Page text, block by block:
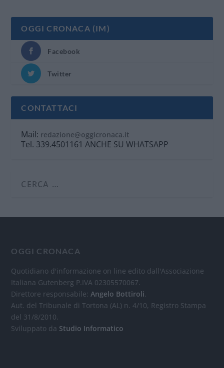
OGGI CRONACA (IM)
Facebook
Twitter
CONTATTACI
Mail: redazione@oggicronaca.it
Tel. 339.4501161 ANCHE SU WHATSAPP
OGGI CRONACA
Quotidiano d'informazione on line edito dall'Associazione
Italiana Gutenberg P.IVA 02305570067.
Direttore responsabile:Angelo Bottiroli
Aut. del Tribunale di Tortona (AL) n. 4/10, Registro Stampa
del 31/8/2010.
Sviluppato da Studio Informatico